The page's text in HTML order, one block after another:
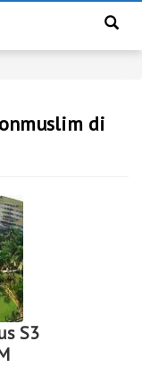
di
S3